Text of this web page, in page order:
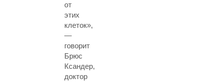
от
этих
клеток»,
—
говорит
Брюс
Ксандер,
доктор